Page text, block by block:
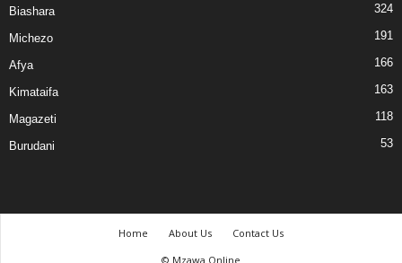
Biashara 324
Michezo 191
Afya 166
Kimataifa 163
Magazeti 118
Burudani 53
Home About Us
Contact Us
© Mzawa Online